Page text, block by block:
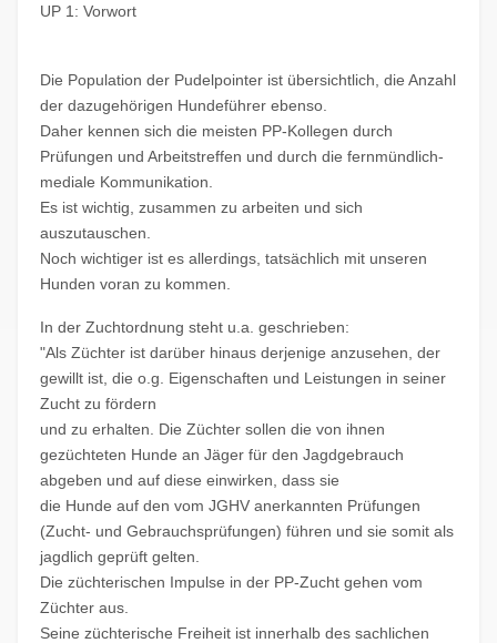
UP 1: Vorwort
Die Population der Pudelpointer ist übersichtlich, die Anzahl
der dazugehörigen Hundeführer ebenso.
Daher kennen sich die meisten PP-Kollegen durch
Prüfungen und Arbeitstreffen und durch die fernmündlich-
mediale Kommunikation.
Es ist wichtig, zusammen zu arbeiten und sich
auszutauschen.
Noch wichtiger ist es allerdings, tatsächlich mit unseren
Hunden voran zu kommen.
In der Zuchtordnung steht u.a. geschrieben:
"Als Züchter ist darüber hinaus derjenige anzusehen, der
gewillt ist, die o.g. Eigenschaften und Leistungen in seiner
Zucht zu fördern
und zu erhalten. Die Züchter sollen die von ihnen
gezüchteten Hunde an Jäger für den Jagdgebrauch
abgeben und auf diese einwirken, dass sie
die Hunde auf den vom JGHV anerkannten Prüfungen
(Zucht- und Gebrauchsprüfungen) führen und sie somit als
jagdlich geprüft gelten.
Die züchterischen Impulse in der PP-Zucht gehen vom
Züchter aus.
Seine züchterische Freiheit ist innerhalb des sachlichen